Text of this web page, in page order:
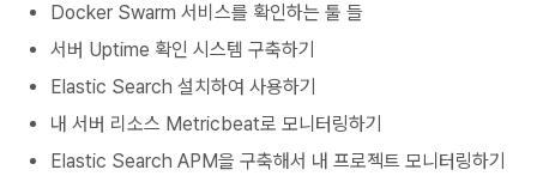
Docker Swarm 서비스를 확인하는 툴 들
서버 Uptime 확인 시스템 구축하기
Elastic Search 설치하여 사용하기
내 서버 리소스 Metricbeat로 모니터링하기
Elastic Search APM을 구축해서 내 프로젝트 모니터링하기